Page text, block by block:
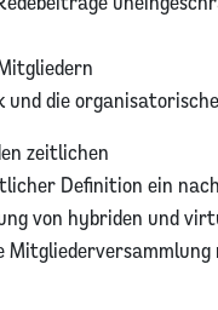
die
zeitlichen
Definition ein
von hybriden und